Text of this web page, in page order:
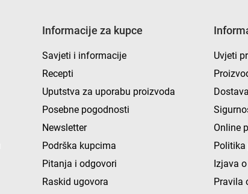
Informacije za kupce
Savjeti i informacije
Recepti
Uputstva za uporabu proizvoda
Posebne pogodnosti
Newsletter
Podrška kupcima
Pitanja i odgovori
Raskid ugovora
Uvjeti
Online
Izjava
Pravila